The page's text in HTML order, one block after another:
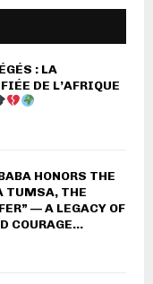
: LA
DE L’AFRIQUE
HONORS THE
TUMSA, THE
— A LEGACY OF
COURAGE...